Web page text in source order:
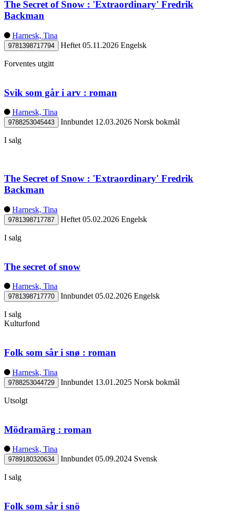
The Secret of Snow : 'Extraordinary' Fredrik
Backman
Harnesk, Tina
9781398717794 Heftet 05.11.2026 Engelsk
Forventes utgitt
Svik som går i arv : roman
Harnesk, Tina
9788253045443 Innbundet 12.03.2026 Norsk bokmål
I salg
The Secret of Snow : 'Extraordinary' Fredrik
Backman
Harnesk, Tina
9781398717787 Heftet 05.02.2026 Engelsk
I salg
The secret of snow
Harnesk, Tina
9781398717770 Innbundet 05.02.2026 Engelsk
I salg
Kulturfond
Folk som sår i snø : roman
Harnesk, Tina
9788253044729 Innbundet 13.01.2025 Norsk bokmål
Utsolgt
Mödramärg : roman
Harnesk, Tina
9789180320634 Innbundet 05.09.2024 Svensk
I salg
Folk som sår i snö